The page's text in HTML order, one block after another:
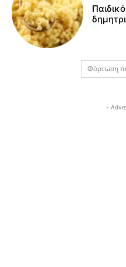
Φόρτωση
-